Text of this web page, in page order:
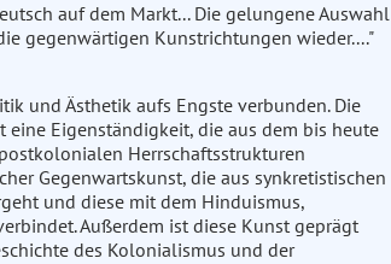
auf dem Markt... Die gelungene Auswahl
gegenwärtigen Kunstrichtungen wieder...."
und Ästhetik aufs Engste verbunden. Die
Eigenständigkeit, die aus dem bis heute
Herrschaftsstrukturen
Gegenwartskunst, die aus synkretistischen
und diese mit dem Hinduismus,
Außerdem ist diese Kunst geprägt
des Kolonialismus und der